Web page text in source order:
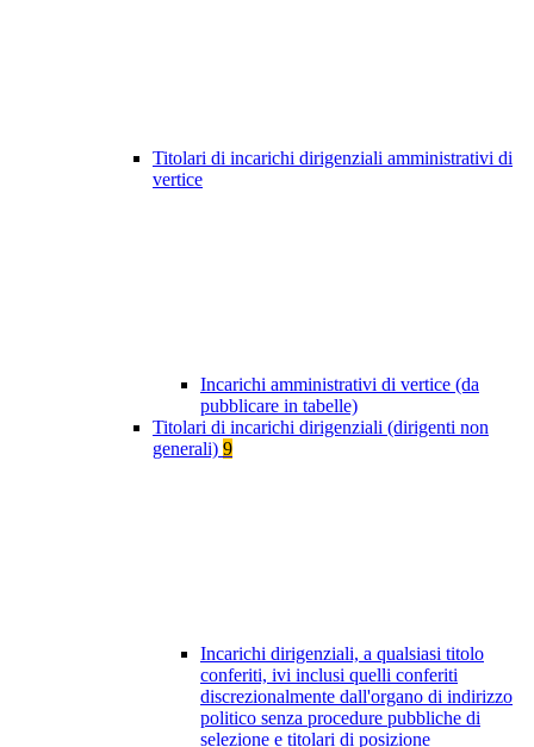
Titolari di incarichi dirigenziali amministrativi di
vertice
Incarichi amministrativi di vertice (da
pubblicare in tabelle)
Titolari di incarichi dirigenziali (dirigenti non
generali) 9
Incarichi dirigenziali, a qualsiasi titolo
conferiti, ivi inclusi quelli conferiti
discrezionalmente dall'organo di indirizzo
politico senza procedure pubbliche di
selezione e titolari di posizione